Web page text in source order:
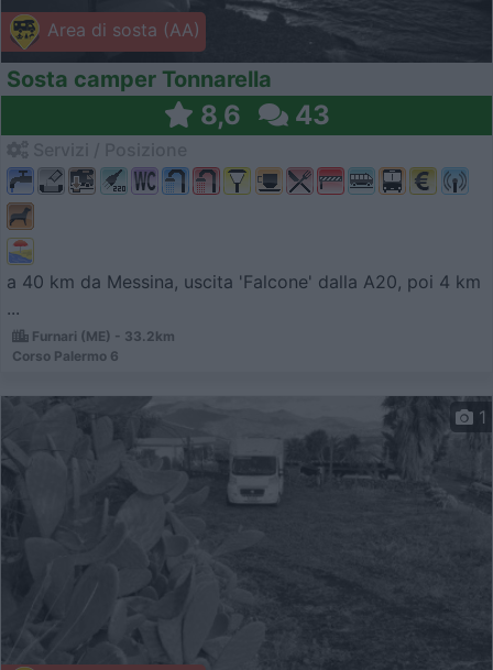
Area di sosta (AA)
Sosta camper Tonnarella
8,6 43
a 40 km da Messina, uscita 'Falcone' dalla A20, poi 4 km
...
Furnari (ME) - 33.2km
Corso Palermo 6
1